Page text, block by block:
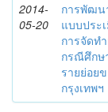
2014-
05-20
การพัฒน
แบบประ
การจัดท
กรณีศึกษ
รายย่อย
กรุงเทพฯ